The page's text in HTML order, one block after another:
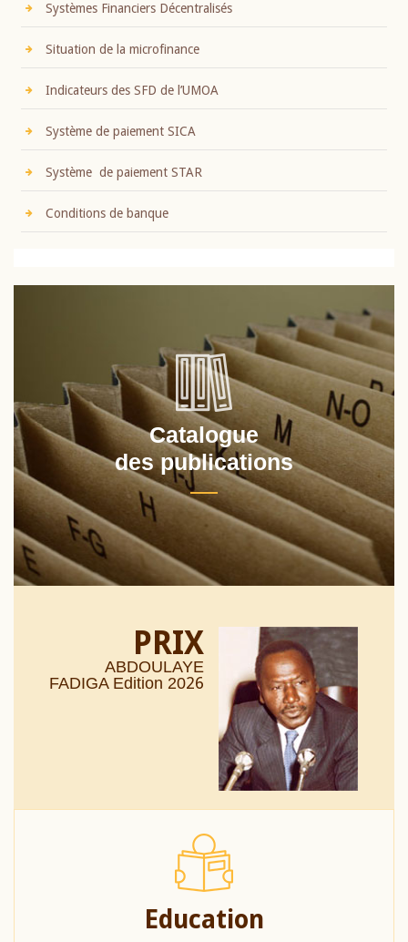
Systèmes Financiers Décentralisés
Situation de la microfinance
Indicateurs des SFD de l’UMOA
Système de paiement SICA
Système de paiement STAR
Conditions de banque
Catalogue
des publications
PRIX
ABDOULAYE
FADIGA Edition 2026
Education